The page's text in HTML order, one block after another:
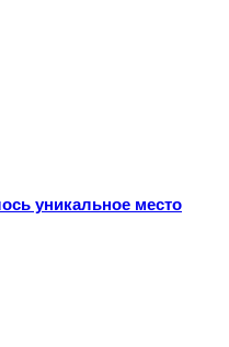
уникальное место